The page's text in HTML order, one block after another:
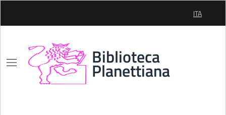
ITA
Biblioteca
Planettiana